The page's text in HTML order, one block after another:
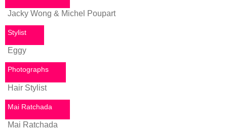
Jacky Wong & Michel Poupart
Stylist
Eggy
Photographs
Hair Stylist
Mai Ratchada
Mai Ratchada